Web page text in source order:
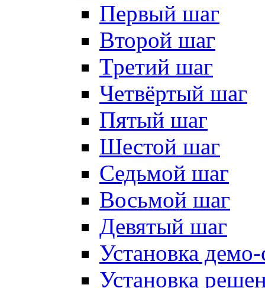
Первый шаг
Второй шаг
Третий шаг
Четвёртый шаг
Пятый шаг
Шестой шаг
Седьмой шаг
Восьмой шаг
Девятый шаг
Установка
Установка